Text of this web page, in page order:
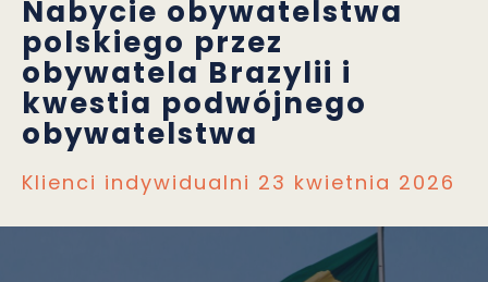
Nabycie obywatelstwa
polskiego przez
obywatela Brazylii i
kwestia podwójnego
obywatelstwa
Klienci indywidualni 23 kwietnia 2026